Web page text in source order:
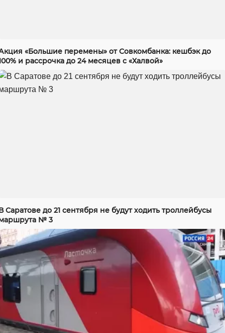
«Большие перемены» от Совкомбанка: кешбэк до
и рассрочка до 24 месяцев с «Халвой»
Саратове до 21 сентября не будут ходить троллейбусы
№ 3